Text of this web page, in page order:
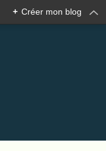
+ Créer mon blog